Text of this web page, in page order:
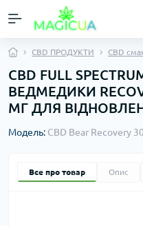
CBD ПРОДУКТИ CBD
CBD FULL
ВЕДМЕДИКИ
МГ ДЛЯ
Модель: CBD Bear Recovery
Все про товар Опис